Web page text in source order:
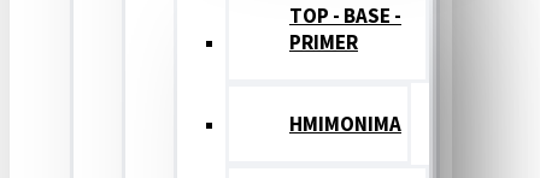
TOP - BASE -
PRIMER
ΗΜΙΜΟΝΙΜΑ